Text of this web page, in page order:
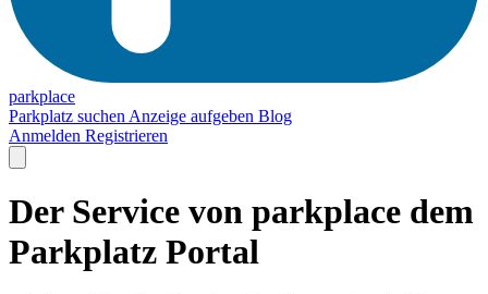
parkplace
Parkplatz suchen Anzeige aufgeben Blog
Anmelden Registrieren
Der Service von parkplace dem
Parkplatz Portal